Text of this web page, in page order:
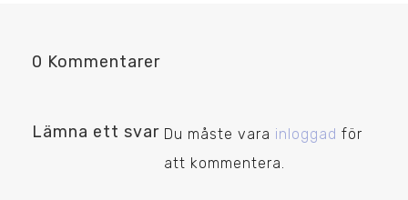
0 Kommentarer
Lämna ett svar Du måste vara inloggad för
att kommentera.